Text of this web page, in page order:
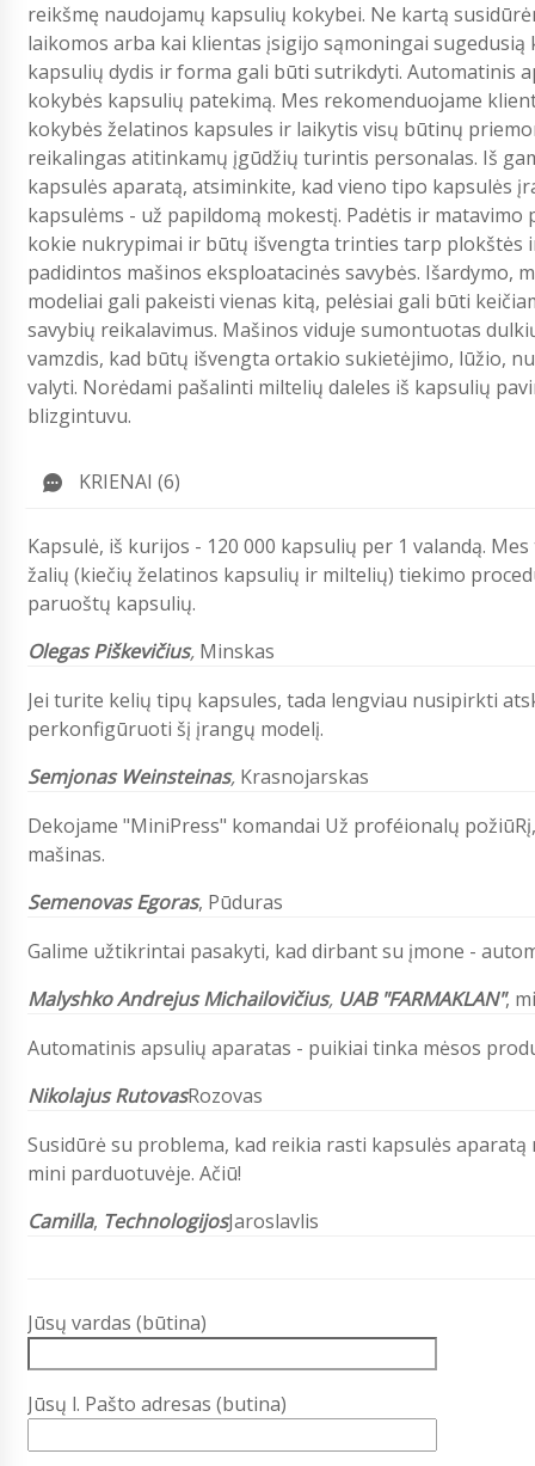
reikšmę naudojamų kapsulių kokybei. Ne kartą
laikomos arba kai klientas įsigijo sąmoningai
kapsulių dydis ir forma gali būti sutrikdyti. Automatinis
kokybės kapsulių patekimą. Mes rekomenduojame
kokybės želatinos kapsules ir laikytis visų būtinų
reikalingas atitinkamų įgūdžių turintis personalas. Iš
kapsulės aparatą, atsiminkite, kad vieno tipo kapsulės
kapsulėms - už papildomą mokestį. Padėtis ir
kokie nukrypimai ir būtų išvengta trinties tarp plokštės
padidintos mašinos eksploatacinės savybės.
modeliai gali pakeisti vienas kitą, pelėsiai gali būti
savybių reikalavimus. Mašinos viduje sumontuotas
vamzdis, kad būtų išvengta ortakio sukietėjimo, lūžio,
valyti. Norėdami pašalinti miltelių daleles iš kapsulių
blizgintuvu.
KRIENAI (6)
Kapsulė, iš kurijos - 120 000 kapsulių per 1 valandą.
žalių (kiečių želatinos kapsulių ir miltelių) tiekimo
paruoštų kapsulių.
Olegas Piškevičius, Minskas
Jei turite kelių tipų kapsules, tada lengviau nusipirkti
perkonfigūruoti šį įrangų modelį.
Semjonas Weinsteinas, Krasnojarskas
Dekojame "MiniPress" komandai Už proféionalų
mašinas.
Semenovas Egoras, Pūduras
Galime užtikrintai pasakyti, kad dirbant su įmone -
Malyshko Andrejus Michailovičius, UAB "FARMAKLAN",
Automatinis apsulių aparatas - puikiai tinka mėsos
Nikolajus RutovasRozovas
Susidūrė su problema, kad reikia rasti kapsulės
mini parduotuvėje. Ačiū!
Camilla, TechnologijosJaroslavlis
Jūsų vardas (būtina)
Jūsų l. Pašto adresas (butina)